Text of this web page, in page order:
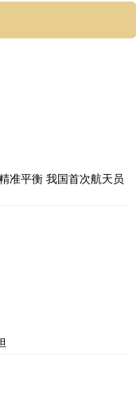
准平衡 我国首次航天员